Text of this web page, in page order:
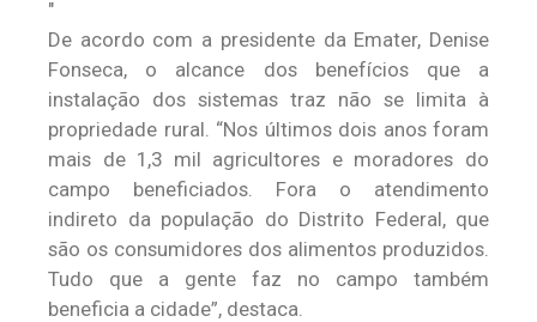
De acordo com a presidente da Emater, Denise
Fonseca, o alcance dos benefícios que a
instalação dos sistemas traz não se limita à
propriedade rural. “Nos últimos dois anos foram
mais de 1,3 mil agricultores e moradores do
campo beneficiados. Fora o atendimento
indireto da população do Distrito Federal, que
são os consumidores dos alimentos produzidos.
Tudo que a gente faz no campo também
beneficia a cidade”, destaca.